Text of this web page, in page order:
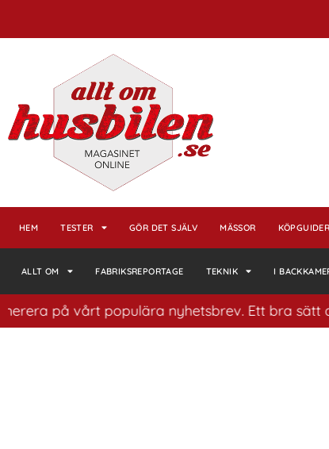
HEM TESTER GÖR DET SJÄLV MÄSSOR KÖPGUIDER
ALLT OM FABRIKSREPORTAGE TEKNIK I
vårt populära nyhetsbrev. Ett bra sätt att ha